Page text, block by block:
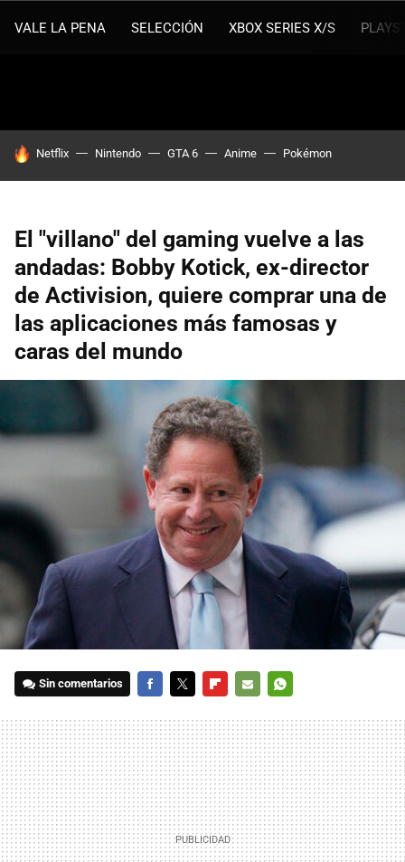
VALE LA PENA SELECCIÓN XBOX SERIES X/S
HOY SE HABLA DE
Netflix Nintendo GTA 6 Anime Pokémon
El "villano" del gaming vuelve a las
andadas: Bobby Kotick, ex-director
de Activision, quiere comprar una de
las aplicaciones más famosas y
caras del mundo
Sin comentarios
MAIL